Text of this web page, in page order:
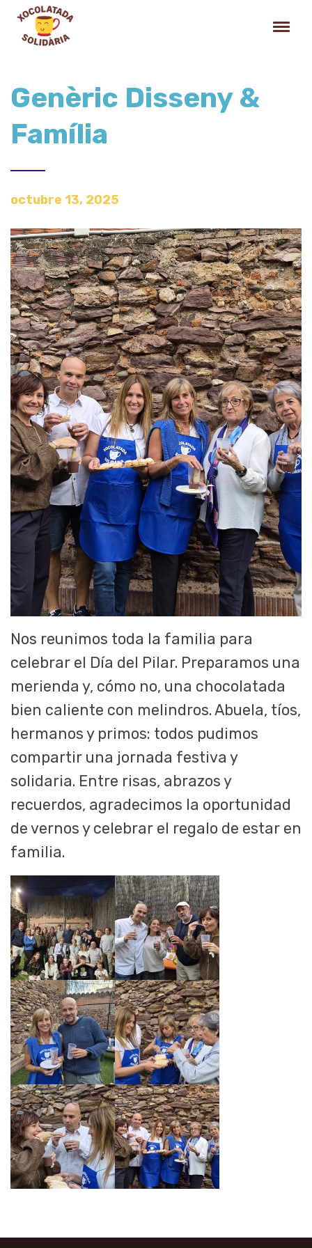
Genèric Disseny &
Família
octubre 13, 2025
Nos reunimos toda la familia para
celebrar el Día del Pilar. Preparamos una
merienda y, cómo no, una chocolatada
bien caliente con melindros. Abuela, tíos,
hermanos y primos: todos pudimos
compartir una jornada festiva y
solidaria. Entre risas, abrazos y
recuerdos, agradecimos la oportunidad
de vernos y celebrar el regalo de estar en
familia.